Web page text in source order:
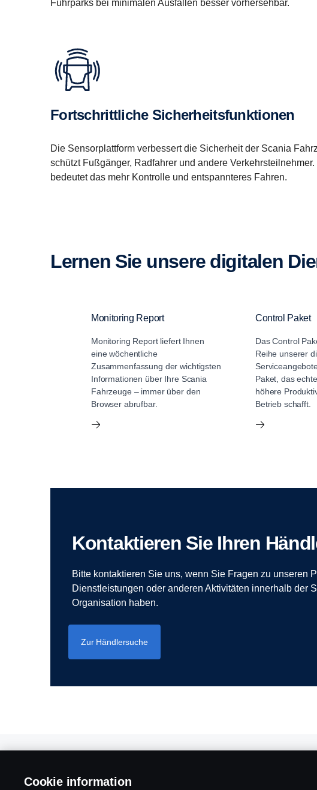
Fuhrparks bei minimalen Ausfällen besser vorhersehbar.
Fortschrittliche Sicherheitsfunktionen
Die Sensorplattform verbessert die Sicherheit der Scania
schützt Fußgänger, Radfahrer und andere
bedeutet das mehr Kontrolle und entspannteres Fahren.
Lernen Sie unsere digitalen
Monitoring Report
Monitoring Report liefert Ihnen
eine wöchentliche
Zusammenfassung der wichtigsten
Informationen über Ihre Scania
Fahrzeuge – immer über den
Browser abrufbar.
Control Paket
Das Control
Reihe unserer
Paket, das
höhere
Betrieb schafft.
Kontaktieren Sie Ihren
Bitte kontaktieren Sie uns, wenn Sie Fragen zu unseren
Dienstleistungen oder anderen Aktivitäten innerhalb der
Organisation haben.
Zur Händlersuche
Cookie information